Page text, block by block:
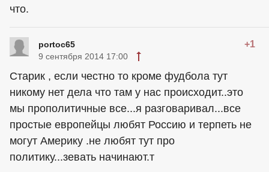
что.
portoc65 +1
9 сентября 2014 17:00
Старик , если честно то кроме фудбола тут
никому нет дела что там у нас происходит..это
мы прополитичные все...я разговаривал...все
простые европейцы любят Россию и терпеть не
могут Америку .не любят тут про
политику...зевать начинают.т